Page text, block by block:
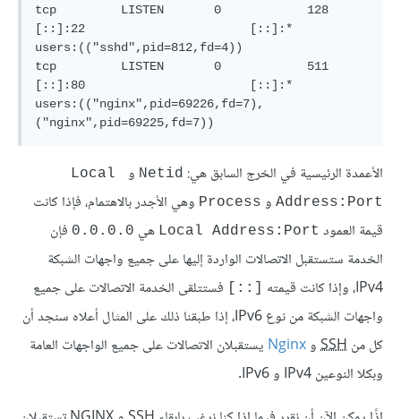
tcp         LISTEN       0            128
[::]:22                       [::]:*
users:(("sshd",pid=812,fd=4))
tcp         LISTEN       0            511
[::]:80                       [::]:*
users:(("nginx",pid=69226,fd=7),
الأعمدة الرئيسية في الخرج السابق هي: Netid و
Local
Address:Port و Process وهي الأجدر بالاهتمام، فإذا كانت
قيمة العمود Local Address:Port هي 0.0.0.0 فإن
الخدمة ستستقبل الاتصالات الواردة إليها على جميع واجهات الشبكة
IPv4، وإذا كانت قيمته
[::]
فستتلقى الخدمة الاتصالات على جميع
واجهات الشبكة من نوع IPv6، إذا طبقنا ذلك على المثال أعلاه سنجد أن
كل من SSHوNginx يستقبلان الاتصالات على جميع الواجهات العامة
وبكلا النوعين IPv4 و IPv6.